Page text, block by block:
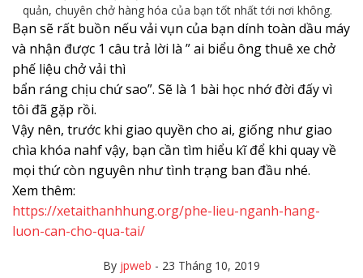
quản, chuyên chở hàng hóa của bạn tốt nhất tới nơi không.
Bạn sẽ rất buồn nếu vải vụn của bạn dính toàn dầu máy
và nhận được 1 câu trả lời là ” ai biểu ông thuê xe chở
phế liệu chở vải thì
bẩn ráng chịu chứ sao”. Sẽ là 1 bài học nhớ đời đấy vì
tôi đã gặp rồi.
Vậy nên, trước khi giao quyền cho ai, giống như giao
chìa khóa nahf vậy, bạn cần tìm hiểu kĩ để khi quay về
mọi thứ còn nguyên như tình trạng ban đầu nhé.
Xem thêm:
https://xetaithanhhung.org/phe-lieu-nganh-hang-
luon-can-cho-qua-tai/
By jpweb - 23 Tháng 10, 2019